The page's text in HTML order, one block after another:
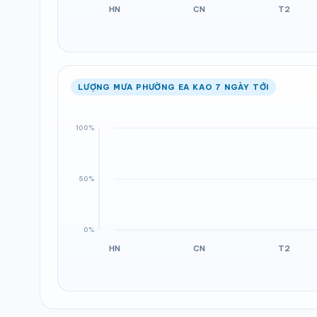
LƯỢNG MƯA PHƯỜNG EA KAO 7 NGÀY TỚI